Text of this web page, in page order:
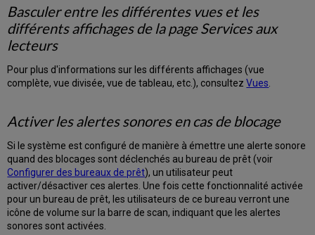
des
exemplaires
dans
de
services
usagers
Créer
des
traitements
internes
à
partir
d'exemplaires
retournés
Basculer entre les différentes vues et les
différents affichages de la page Services aux
lecteurs
Pour plus d'informations sur les différents affichages (vue
complète, vue divisée, vue de tableau, etc.), consultezVues
Activer les alertes sonores en cas de blocage
Si le système est configuré de manière à émettre une alerte sonore
quand des blocages sont déclenchés au bureau de prêt (voir
Configurer des bureaux de prêt), un utilisateur peut
activer/désactiver ces alertes. Une fois cette fonctionnalité activée
pour un bureau de prêt, les utilisateurs de ce bureau verront une
icône de volume sur la barre de scan, indiquant que les alertes
sonores sont activées.